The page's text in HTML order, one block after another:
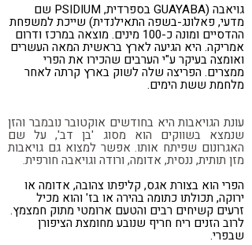
גויאבה (GUAYABA בספרדית, PSIDIUM שם
מדעי, פאלונג-בשפה התאילנדית) שייכת למשפחת
ההדסיים ומונה כ-100 מינים. מוצאה במרכז ודרום
אמריקה. היא הגיעה לארץ בראשית המאה העשרים
ואומצה בעיקר ע"י הערבים שהכירו את הפרי
ממצרים. הפריצה שלה לשוק בארץ קרתה לאחר
מלחמת ששת הימים.
עונת הגויאבות היא בחודשים אוקטובר נובמבר והזן
שנמצא בשווקים הוא מסוג 'בן דב', על שם
האגרונום שפיתח אותו. אפשר למצוא גם גויאבות
מזן תותית, ננסית, אדומה, ורודה וגויאבה חורפית.
הפרי הוא בצורת אגס, קליפתו צהובה, אדומה או
ירוקה, תכולתו כתומה בהירה או בז' והוא מכיל
זרעים קשיחים רבים והטעם ארומטי מתוק חמצמץ.
לרוב הזנים ריח חריף שנובע מחומצת הציפורן
שבפרי.